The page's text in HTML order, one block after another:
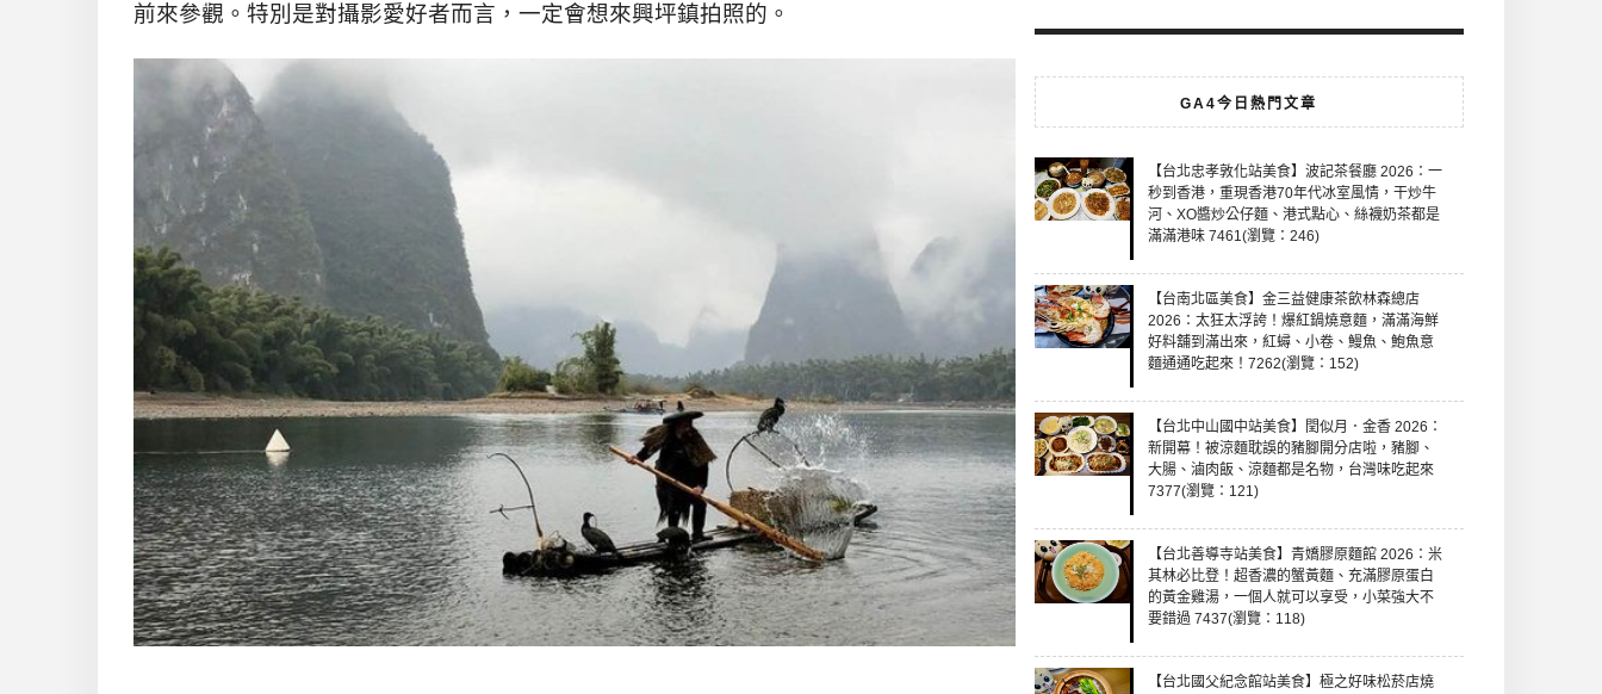
前來參觀。特別是對攝影愛好者而言，一定會想來興坪鎮拍照的。
GA4今日熱門文章
【台北忠孝敦化站美食】波記茶餐廳 2026：一
秒到香港，重現香港70年代冰室風情，干炒牛
河、XO醬炒公仔麵、港式點心、絲襪奶茶都是
滿滿港味 7461(瀏覽：246)
【台南北區美食】金三益健康茶飲林森總店
2026：太狂太浮誇！爆紅鍋燒意麵，滿滿海鮮
好料舖到滿出來，紅蟳、小卷、鰻魚、鮑魚意
麵通通吃起來！7262(瀏覽：152)
【台北中山國中站美食】閏似月．金香 2026：
新開幕！被涼麵耽誤的豬腳開分店啦，豬腳、
大腸、滷肉飯、涼麵都是名物，台灣味吃起來
7377(瀏覽：121)
【台北善導寺站美食】青嬌膠原麵館 2026：米
其林必比登！超香濃的蟹黃麵、充滿膠原蛋白
的黃金雞湯，一個人就可以享受，小菜強大不
要錯過 7437(瀏覽：118)
【台北國父紀念館站美食】極之好味松菸店燒